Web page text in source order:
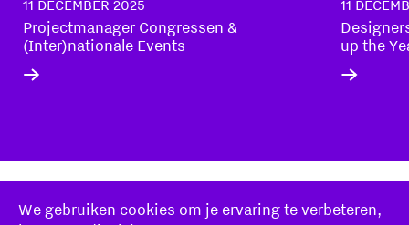
11 DECEMBER 2025
Projectmanager Congressen &
(Inter)nationale Events
11
up the
We gebruiken cookies om je ervaring te verbeteren,